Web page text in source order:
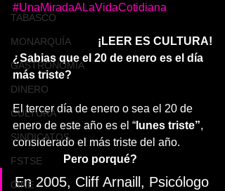
TABASCO
MONARQUÍA
GASTRONOMÍA
DINERO
CULTURA
SINDICATOS
FSTSE
CINE
#UnaMiradaALaVidaCotidiana
¡LEER ES CULTURA!
¿Sabias que el 20 de enero es el día
más triste?
El tercer día de enero o sea el 20 de
enero de este año es el “ lunes triste”,
considerado el más triste del año.
Pero porqué?
En 2005, Cliff Arnaill, Psicólogo